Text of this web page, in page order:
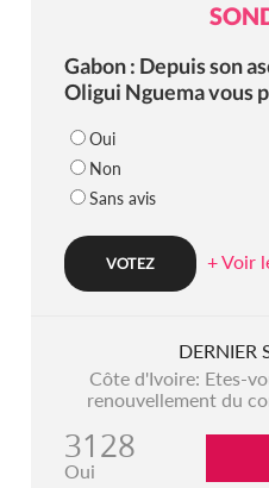
Gabon : Depuis son
Oligui Nguema vous
Oui
Non
Sans avis
+ Voir
DERNIER
Côte d'Ivoire: Etes-
renouvellement du
3128
Oui